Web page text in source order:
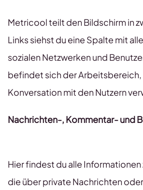
Metricool teilt den Bildschirm in
Links siehst du eine Spalte mit
sozialen Netzwerken und
befindet sich der Arbeitsbereich,
Konversation mit den Nutzern
Nachrichten-, Kommentar- und
Hier findest du alle Informationen
die über private Nachrichten